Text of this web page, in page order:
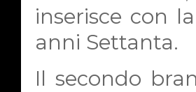
inserisce con
anni Settanta.
Il secondo